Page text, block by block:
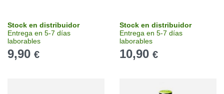
Stock en distribuidor
Entrega en 5-7 días
laborables
9,90 €
Stock en distribuidor
Entrega en 5-7 días
laborables
10,90 €